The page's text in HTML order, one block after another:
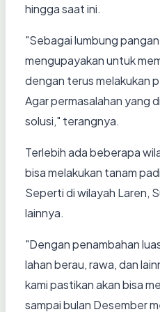
hingga saat ini.
"Sebagai lumbung
mengupayakan untuk
dengan terus melakukan
Agar permasalahan yang
solusi," terangnya.
Terlebih ada beberapa
bisa melakukan tanam
Seperti di wilayah Laren,
lainnya.
"Dengan penambahan
lahan berau, rawa, dan
kami pastikan akan bisa
sampai bulan Desember